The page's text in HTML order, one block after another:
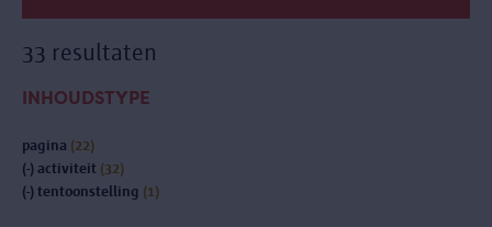
33 resultaten
INHOUDSTYPE
pagina (22)
(-) activiteit (32)
(-) tentoonstelling (1)